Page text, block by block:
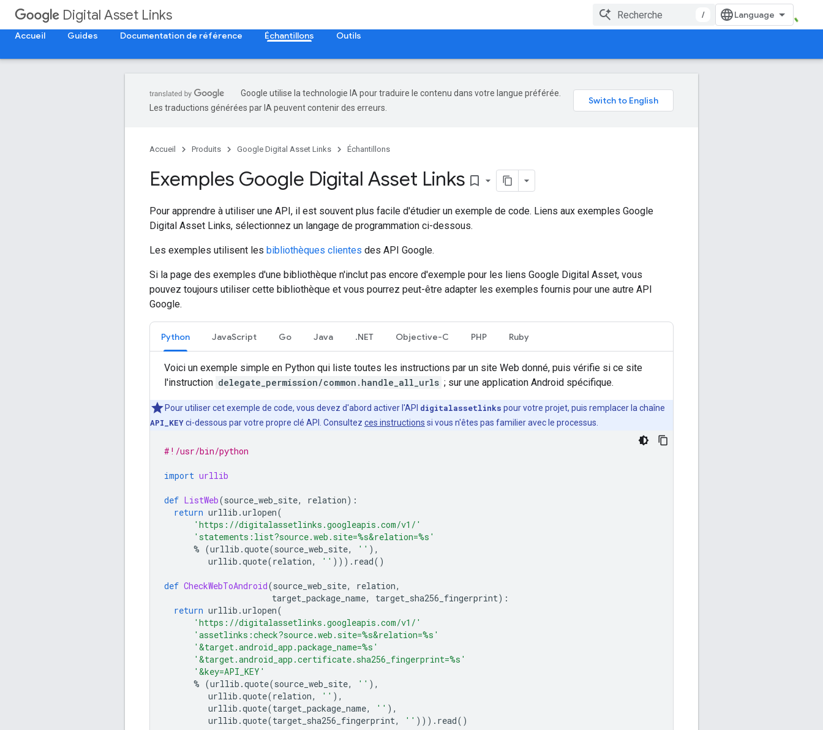
Digital Asset Links
/
Accueil
Guides Documentation de référence Échantillons Outils
Google utilise la technologie IA pour traduire le contenu dans votre langue préférée.
Les traductions générées par IA peuvent contenir des erreurs.
Accueil Produits Google Digital Asset Links Échantillons
Exemples Google Digital Asset Links bookmark_border
Pour apprendre à utiliser une API, il est souvent plus facile d'étudier un exemple de code. Liens aux exemples Google
Digital Asset Links, sélectionnez un langage de programmation ci-dessous.
Les exemples utilisent les bibliothèques clientes des API Google.
Si la page des exemples d'une bibliothèque n'inclut pas encore d'exemple pour les liens Google Digital Asset, vous
pouvez toujours utiliser cette bibliothèque et vous pourrez peut-être adapter les exemples fournis pour une autre API
Google.
Python JavaScript Go Java .NET Objective-C PHP Ruby
Voici un exemple simple en Python qui liste toutes les instructions par un site Web donné, puis vérifie si ce site
l'instruction delegate_permission/common.handle_all_urls ; sur une application Android spécifique.
Pour utiliser cet exemple de code, vous devez d'abord activer l'API digitalassetlinks pour votre projet, puis remplacer la chaîne
API_KEYci-dessous par votre propre clé API. Consultez ces instructions si vous n'êtes pas familier avec le processus.
#!/usr/bin/python
import urllib
def ListWeb(source_web_site, relation):
return urllib .urlopen(
'https://digitalassetlinks.googleapis.com/v1/'
'statements:list?source.web.site=%s&relation=%s '
% (urllib .quote(source_web_site, '' ),
urllib .quote(relation, '' ))) . read()
def CheckWebToAndroid(source_web_site, relation,
target_package_name, target_sha256_fingerprint):
return urllib .urlopen(
'https://digitalassetlinks.googleapis.com/v1/'
'assetlinks:check?source.web.site=%s&relation=%s '
'&target.android_app.package_name=%s '
'&target.android_app.certificate.sha256_fingerprint=%s '
'&key=API_KEY'
% (urllib .quote(source_web_site, '' ),
urllib .quote(relation, '' ),
urllib .quote(target_package_name, '' ),
urllib .quote(target_sha256_fingerprint, '' ))) . read()